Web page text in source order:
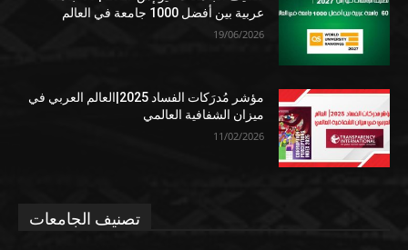
عربية بين أفضل 1000 جامعة في العالم
19/06/2026
مؤشر مُدرَكات الفساد 2025|العالم العربي في
ميزان الشفافية العالمي
11/02/2026
تصنيف الجامعات